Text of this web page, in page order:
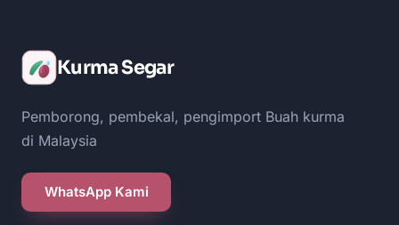
Kurma Segar
Pemborong, pembekal, pengimport Buah kurma
di Malaysia
WhatsApp Kami